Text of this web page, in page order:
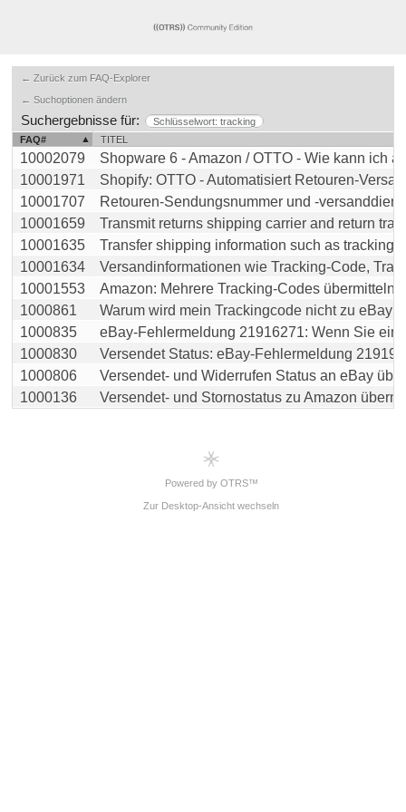
← Zurück zum FAQ-Explorer
← Suchoptionen ändern
Suchergebnisse für:
Schlüsselwort: tracking
FAQ#
TITEL
10002079
Shopware 6 - Amazon / OTTO - Wie kann ich
10001971
Shopify: OTTO - Automatisiert Retouren-
10001707
Retouren-Sendungsnummer und -
10001659
Transmit returns shipping carrier and return
10001635
Transfer shipping information such as tracking
10001634
Versandinformationen wie Tracking-Code,
10001553
Amazon: Mehrere Tracking-Codes übermitteln
1000861
Warum wird mein Trackingcode nicht zu eBay
1000835
eBay-Fehlermeldung 21916271: Wenn Sie
1000830
Versendet Status: eBay-Fehlermeldung
1000806
Versendet- und Widerrufen Status an eBay
1000136
Versendet- und Stornostatus zu Amazon
Powered by OTRS™
Zur Desktop-Ansicht wechseln